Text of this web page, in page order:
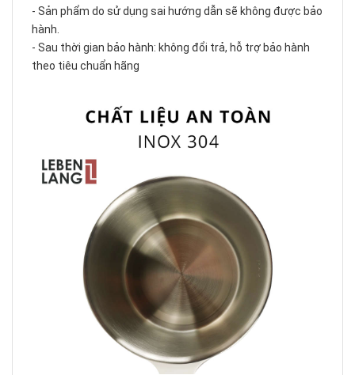
- Sản phẩm do sử dụng sai hướng dẫn sẽ không được bảo
hành.
- Sau thời gian bảo hành: không đổi trả, hỗ trợ bảo hành
theo tiêu chuẩn hãng